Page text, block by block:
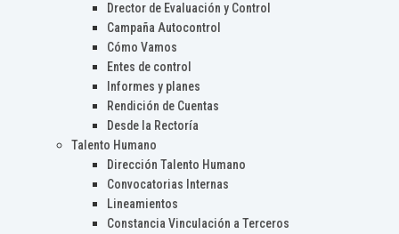
Drector de Evaluación y Control
Campaña Autocontrol
Cómo Vamos
Entes de control
Informes y planes
Rendición de Cuentas
Desde la Rectoría
Talento Humano
Dirección Talento Humano
Convocatorias Internas
Lineamientos
Constancia Vinculación a Terceros